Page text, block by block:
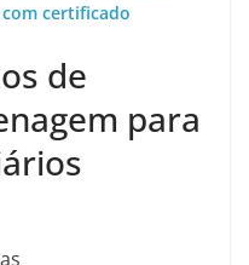
certificado
de
para